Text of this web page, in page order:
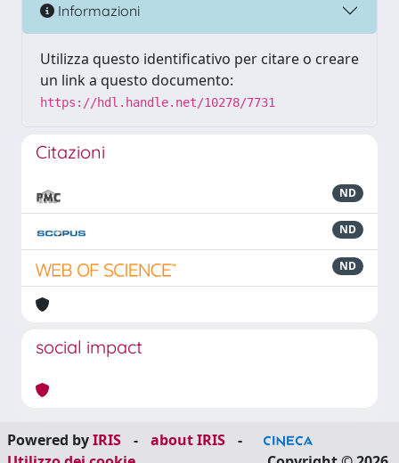
Informazioni
Utilizza questo identificativo per citare o creare
un link a questo documento:
https://hdl.handle.net/10278/7731
Citazioni
ND
ND
ND
social impact
Powered byIRIS - about IRIS
-